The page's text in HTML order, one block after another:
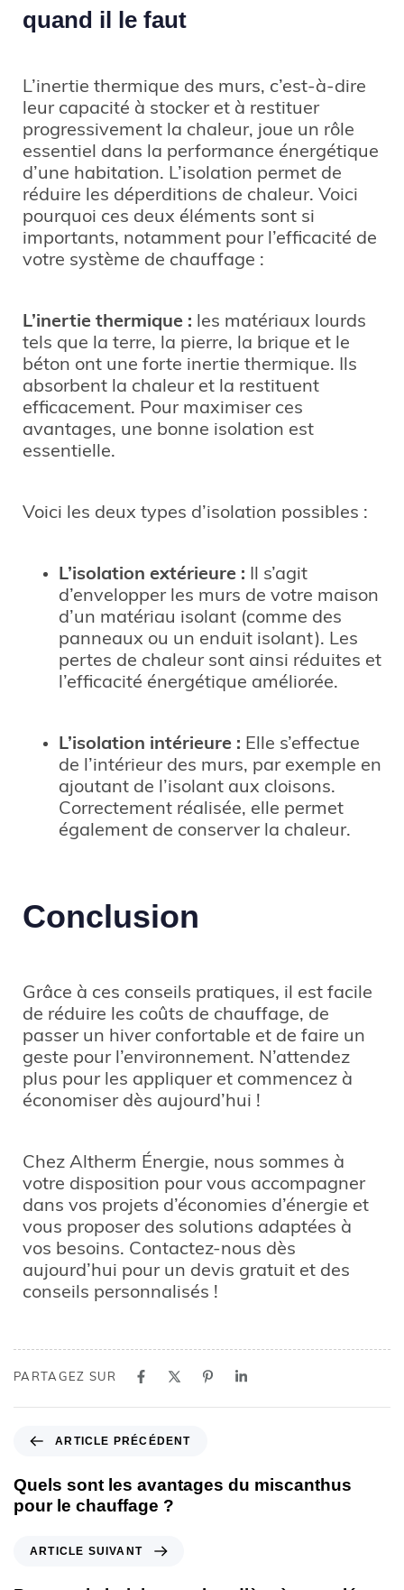
quand il le faut
L’inertie thermique des murs, c’est-à-dire
leur capacité à stocker et à restituer
progressivement la chaleur, joue un rôle
essentiel dans la performance énergétique
d’une habitation. L’isolation permet de
réduire les déperditions de chaleur. Voici
pourquoi ces deux éléments sont si
importants, notamment pour l’efficacité de
votre système de chauffage :
L’inertie thermique : les matériaux lourds
tels que la terre, la pierre, la brique et le
béton ont une forte inertie thermique. Ils
absorbent la chaleur et la restituent
efficacement. Pour maximiser ces
avantages, une bonne isolation est
essentielle.
Voici les deux types d’isolation possibles :
L’isolation extérieure : Il s’agit
d’envelopper les murs de votre maison
d’un matériau isolant (comme des
panneaux ou un enduit isolant). Les
pertes de chaleur sont ainsi réduites et
l’efficacité énergétique améliorée.
L’isolation intérieure : Elle s’effectue
de l’intérieur des murs, par exemple en
ajoutant de l’isolant aux cloisons.
Correctement réalisée, elle permet
également de conserver la chaleur.
Conclusion
Grâce à ces conseils pratiques, il est facile
de réduire les coûts de chauffage, de
passer un hiver confortable et de faire un
geste pour l’environnement. N’attendez
plus pour les appliquer et commencez à
économiser dès aujourd’hui !
Chez Altherm Énergie, nous sommes à
votre disposition pour vous accompagner
dans vos projets d’économies d’énergie et
vous proposer des solutions adaptées à
vos besoins. Contactez-nous dès
aujourd’hui pour un devis gratuit et des
conseils personnalisés !
PARTAGEZ SUR
ARTICLE PRÉCÉDENT
Quels sont les avantages du miscanthus
pour le chauffage ?
ARTICLE SUIVANT